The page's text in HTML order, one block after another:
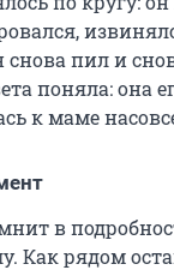
снова пил и
поняла: она
к маме
в
Как рядом